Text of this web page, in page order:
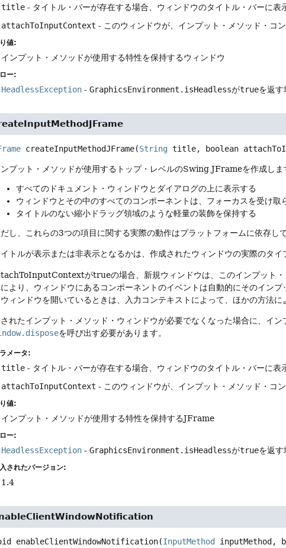
title - タイトル・バーが存在する場合、ウィンドウのタイトル・バーに表
attachToInputContext - このウィンドウが、インプット・メソッド・コ
値:
インプット・メソッドが使用する特性を保持するウィンドウ
ー:
HeadlessException -GraphicsEnvironment.isHeadlessがtrueを返す
createInputMethodJFrame(String title, boolean
プット・メソッドが使用するトップ・レベルのSwing JFrameを作成しま
すべてのドキュメント・ウィンドウとダイアログの上に表示する
ウィンドウとその中のすべてのコンポーネントは、フォーカスを受け取
タイトルのない縮小ドラッグ領域のような軽量の装飾を保持する
し、これらの3つの項目に関する実際の動作はプラットフォームに依存して
イトルが表示または非表示となるかは、作成されたウィンドウの実際のタイ
がtrueの場合、新規ウィンドウは、このインプット・
より、ウィンドウにあるコンポーネントのイベントは自動的にそのインプ
ィンドウを開いているときは、入力コンテキストによって、ほかの方法
れたインプット・メソッド・ウィンドウが必要でなくなった場合に、イ
を呼び出す必要があります。
メータ:
title - タイトル・バーが存在する場合、ウィンドウのタイトル・バーに表
attachToInputContext - このウィンドウが、インプット・メソッド・コ
値:
インプット・メソッドが使用する特性を保持するJFrame
ー:
HeadlessException -GraphicsEnvironment.isHeadlessがtrueを返す
されたバージョン:
1.4
enableClientWindowNotification(InputMethod inputMethod,